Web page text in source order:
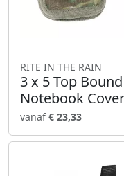
RITE IN THE RAIN
3 x 5 Top Bound
Notebook Cover
vanaf€ 23,33